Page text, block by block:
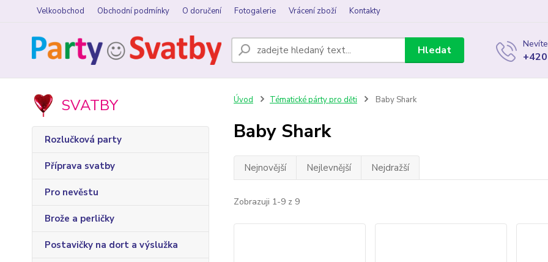
Velkoobchod Obchodní podmínky O doručení Fotogalerie Vrácení zboží Kontakty
Hledat
SVATBY
Rozlučková party
Příprava svatby
Pro nevěstu
Brože a perličky
Postavičky na dort a výslužka
Úvod Tématické párty pro děti Baby Shark
Baby Shark
Nejnovější Nejlevnější Nejdražší
Zobrazuji 1-9 z 9